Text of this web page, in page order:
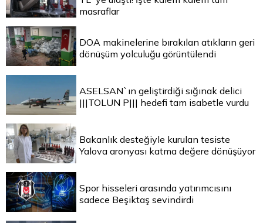
masraflar
DOA makinelerine bırakılan atıkların geri
dönüşüm yolculuğu görüntülendi
ASELSAN`ın geliştirdiği sığınak delici
|||TOLUN P||| hedefi tam isabetle vurdu
Bakanlık desteğiyle kurulan tesiste
Yalova aronyası katma değere dönüşüyor
Spor hisseleri arasında yatırımcısını
sadece Beşiktaş sevindirdi